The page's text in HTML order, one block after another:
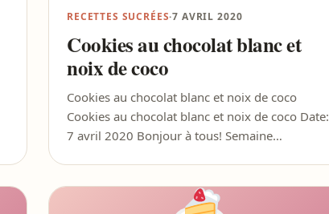
RECETTES SUCRÉES·7 AVRIL 2020
Cookies au chocolat blanc et
noix de coco
Cookies au chocolat blanc et noix de coco
Cookies au chocolat blanc et noix de coco Date:
7 avril 2020 Bonjour à tous! Semaine…